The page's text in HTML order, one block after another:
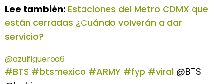
Lee también: Estaciones del Metro CDMX que
están cerradas ¿Cuándo volverán a dar
servicio?
@azulfigueroa6
#BTS #btsmexico #ARMY #fyp #viral @BTS